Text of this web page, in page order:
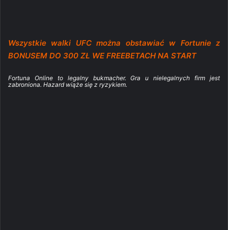
Wszystkie walki UFC można obstawiać w Fortunie z
BONUSEM DO 300 ZŁ WE FREEBETACH NA START
Fortuna Online to legalny bukmacher. Gra u nielegalnych firm jest
zabroniona. Hazard wiąże się z ryzykiem.